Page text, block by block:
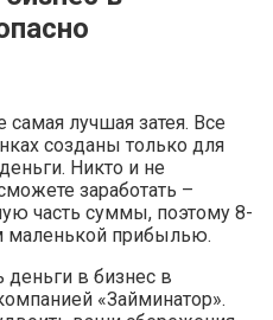
лучшая затея. Все
созданы только для
Никто и не
заработать –
часть суммы, поэтому 8-
маленькой прибылью.
в бизнес в
«Займинатор».